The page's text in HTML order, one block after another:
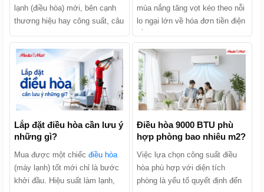
lạnh (điều hòa) mới, bên cạnh
thương hiệu hay công suất, câu
điều hòa 1 chiều hay 2 chiều?
Hai dòng máy này thực chất
khác nhau như thế nào và đâu
là lựa chọn kinh tế, phù hợp
nhất với gia đình bạn? Hãy
cùng MediaMart phân biệt chi
tiết 2 dòng sản phẩm này để tìm
ra câu trả lời nhé!
mùa nắng tăng vọt kéo theo nỗi
lo ngại lớn về hóa đơn tiền điện
nghe các lời quảng cáo: “Điều
hòa Inverter tiết kiệm điện lên
tới 30% - 70%”. Liệu điều hòa
Inverter có thực sự tiết kiệm
điện không hay đó chỉ là chiêu
trò marketing của nhà sản xuất?
Cùng MediaMart khám phá cơ
chế hoạt động, phân tích ưu
nhược điểm và tìm ra câu trả
lời chính xác nhất trong bài viết
Lắp đặt điều hòa cần lưu ý
những gì?
Mua được một chiếc điều hòa
(máy lạnh) tốt mới chỉ là bước
khởi đầu. Hiệu suất làm lạnh,
Điều hòa 9000 BTU phù
hợp phòng bao nhiêu m2?
Việc lựa chọn công suất điều
hòa phù hợp với diện tích
phòng là yếu tố quyết định đến